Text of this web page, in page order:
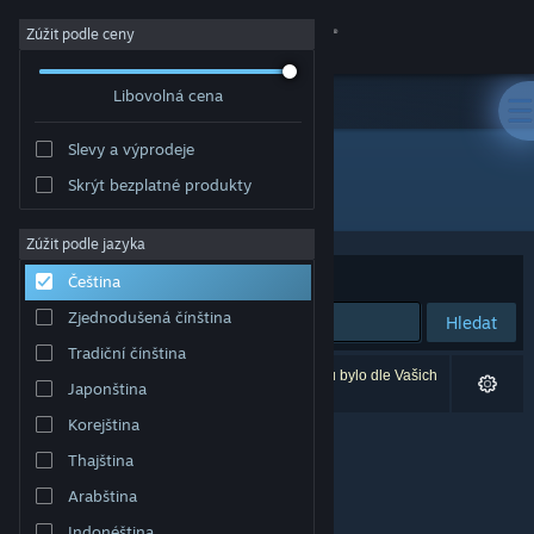
Přihlásit se
Komunita
Informace
Podpora
Změnit jazyk
Mobilní aplikace služby Steam
Desktopová verze stránky
Zúžit podle ceny
Libovolná cena
Slevy a výprodeje
Skrýt bezplatné produkty
Zúžit podle jazyka
Čeština
Zjednodušená čínština
Tradiční čínština
Japonština
Korejština
Thajština
Arabština
Vydavatel: Alex Ilitchev
Seřadit podle
Hledat
Vašemu zadání odpovídá 0 výsledků. 4 produktů bylo dle Vašich
předvoleb vyloučeno z výsledků vyhledávání.